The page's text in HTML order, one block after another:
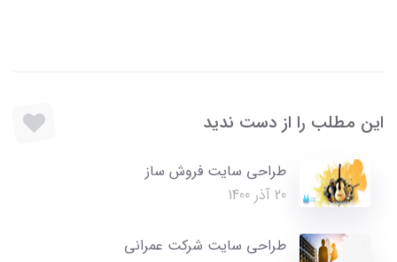
این مطلب را از دست ندید
طراحی سایت فروش ساز
20 آذر 1400
طراحی سایت شرکت عمرانی